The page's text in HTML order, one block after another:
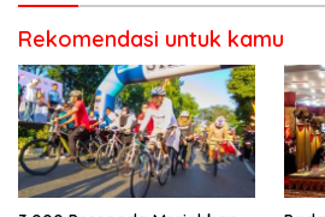
Rekomendasi untuk kamu